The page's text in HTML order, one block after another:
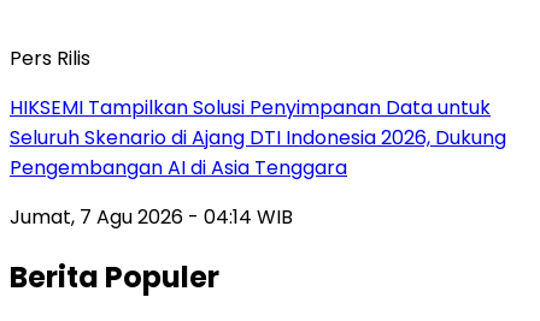
Pers Rilis
HIKSEMI Tampilkan Solusi Penyimpanan Data untuk
Seluruh Skenario di Ajang DTI Indonesia 2026, Dukung
Pengembangan AI di Asia Tenggara
Jumat, 7 Agu 2026 - 04:14 WIB
Berita Populer